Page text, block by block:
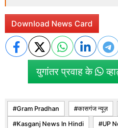
Download News Card
युगांतर प्रवाह के
Gram Pradhan कासगंज न्यूज़
Kasganj News In Hindi UP